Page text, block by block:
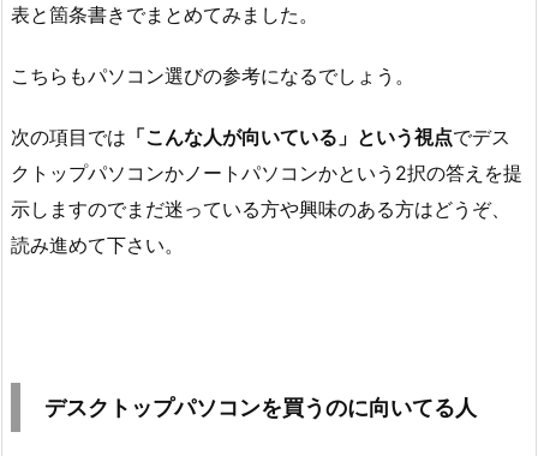
表と箇条書きでまとめてみました。
こちらもパソコン選びの参考になるでしょう。
次の項目では 「こんな人が向いている」という視点でデス
クトップパソコンかノートパソコンかという2択の答えを提
示しますのでまだ迷っている方や興味のある方はどうぞ、
読み進めて下さい。
デスクトップパソコンを買うのに向いてる人